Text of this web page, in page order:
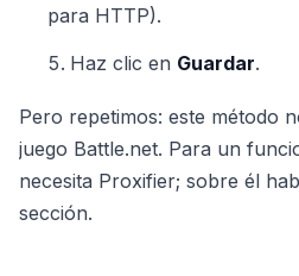
para HTTP).
Haz clic en Guardar.
Pero repetimos: este método
juego Battle.net. Para un
necesita Proxifier; sobre él
sección.